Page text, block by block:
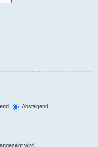
Absteigend
wird.